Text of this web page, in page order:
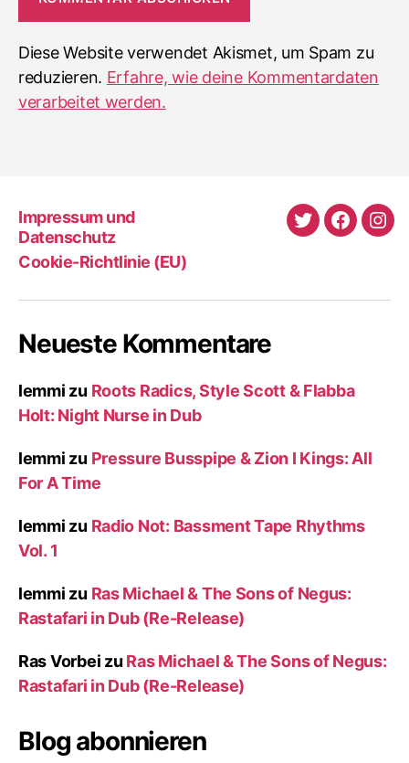
Diese Website verwendet Akismet, um Spam zu
reduzieren. Erfahre, wie deine Kommentardaten
verarbeitet werden.
Impressum und
Datenschutz
Cookie-Richtlinie (EU)
Twitter
Neueste Kommentare
lemmi zu Roots Radics, Style Scott & Flabba
Holt: Night Nurse in Dub
lemmi zu Pressure Busspipe & Zion I Kings: All
For A Time
lemmi zu Radio Not: Bassment Tape Rhythms
Vol. 1
lemmi zu Ras Michael & The Sons of Negus:
Rastafari in Dub (Re-Release)
Ras Vorbei zu Ras Michael & The Sons of Negus:
Rastafari in Dub (Re-Release)
Blog abonnieren